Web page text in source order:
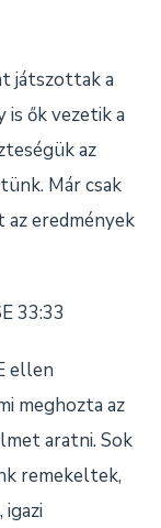
játszottak a
is ők vezetik a
az
Már csak
az eredmények
33:33
ellen
meghozta az
aratni. Sok
remekeltek,